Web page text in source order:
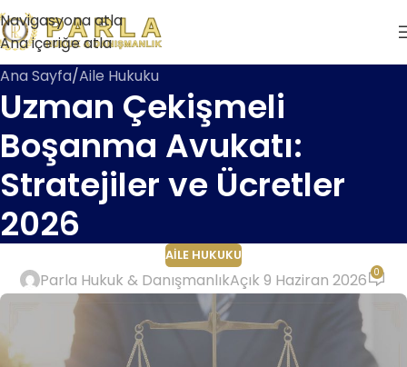
Navigasyona atla
Ana içeriğe atla
Ana Sayfa Aile Hukuku
Uzman Çekişmeli
Boşanma Avukatı:
Stratejiler ve Ücretler
2026
AILE HUKUKU
Parla Hukuk & DanışmanlıkAçık 9 Haziran 2026 0